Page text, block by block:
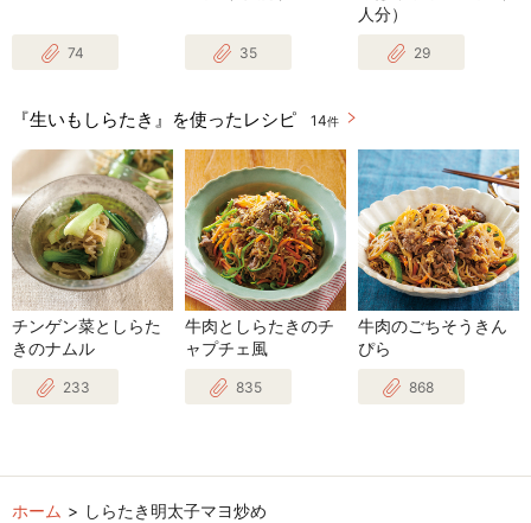
74 35
人分）
29
『生いもしらたき』を使ったレシピ 14件
チンゲン菜としらた
きのナムル
233
牛肉としらたきのチ
ャプチェ風
835
牛肉のごちそうきん
ぴら
868
ホーム しらたき明太子マヨ炒め